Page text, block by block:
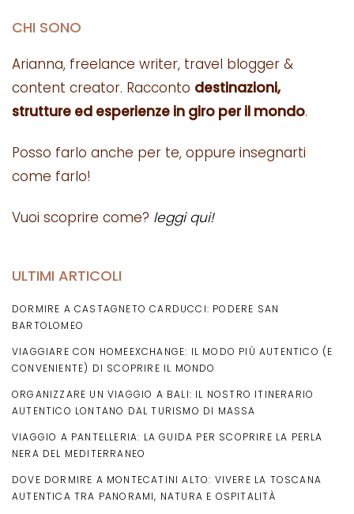
CHI SONO
Arianna, freelance writer, travel blogger &
content creator. Racconto destinazioni,
strutture ed esperienze in giro per il mondo.
Posso farlo anche per te, oppure insegnarti
come farlo!
Vuoi scoprire come? leggi qui!
ULTIMI ARTICOLI
DORMIRE A CASTAGNETO CARDUCCI: PODERE SAN
BARTOLOMEO
VIAGGIARE CON HOMEEXCHANGE: IL MODO PIÙ AUTENTICO (E
CONVENIENTE) DI SCOPRIRE IL MONDO
ORGANIZZARE UN VIAGGIO A BALI: IL NOSTRO ITINERARIO
AUTENTICO LONTANO DAL TURISMO DI MASSA
VIAGGIO A PANTELLERIA: LA GUIDA PER SCOPRIRE LA PERLA
NERA DEL MEDITERRANEO
DOVE DORMIRE A MONTECATINI ALTO: VIVERE LA TOSCANA
AUTENTICA TRA PANORAMI, NATURA E OSPITALITÀ